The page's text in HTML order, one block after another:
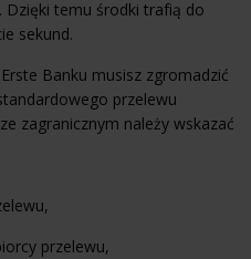
Dzięki temu środki trafią do
sekund.
Banku musisz zgromadzić
przelewu
zagranicznym należy wskazać
przelewu,